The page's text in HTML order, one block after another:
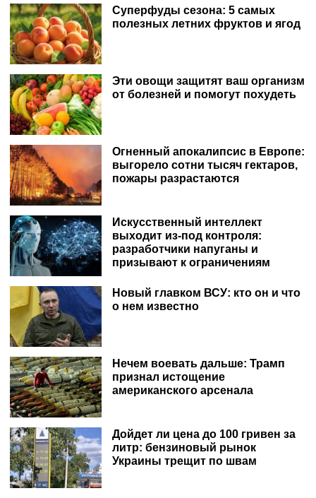
Суперфуды сезона: 5 самых
полезных летних фруктов и ягод
Эти овощи защитят ваш организм
от болезней и помогут похудеть
Огненный апокалипсис в Европе:
выгорело сотни тысяч гектаров,
пожары разрастаются
Искусственный интеллект
выходит из-под контроля:
разработчики напуганы и
призывают к ограничениям
Новый главком ВСУ: кто он и что
о нем известно
Нечем воевать дальше: Трамп
признал истощение
американского арсенала
Дойдет ли цена до 100 гривен за
литр: бензиновый рынок
Украины трещит по швам